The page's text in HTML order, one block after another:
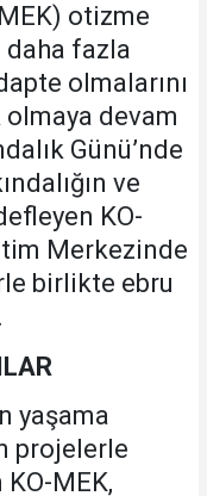
otizme
daha fazla
olmalarını
devam
Günü’nde
ve
KO-
Merkezinde
birlikte ebru
yaşama
projelerle
MEK,